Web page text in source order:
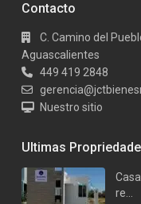
Contacto
C. Camino del
Aguascalientes
449 419 2848
Nuestro sitio
Ultimas
re...